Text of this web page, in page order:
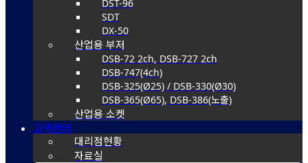
DST-96
SDT
DX-50
산업용 부저
DSB-72 2ch, DSB-727 2ch
DSB-747(4ch)
DSB-325(Ø25) / DSB-330(Ø30)
DSB-365(Ø65), DSB-386(노출)
산업용 소켓
고객센터
대리점현황
자료실